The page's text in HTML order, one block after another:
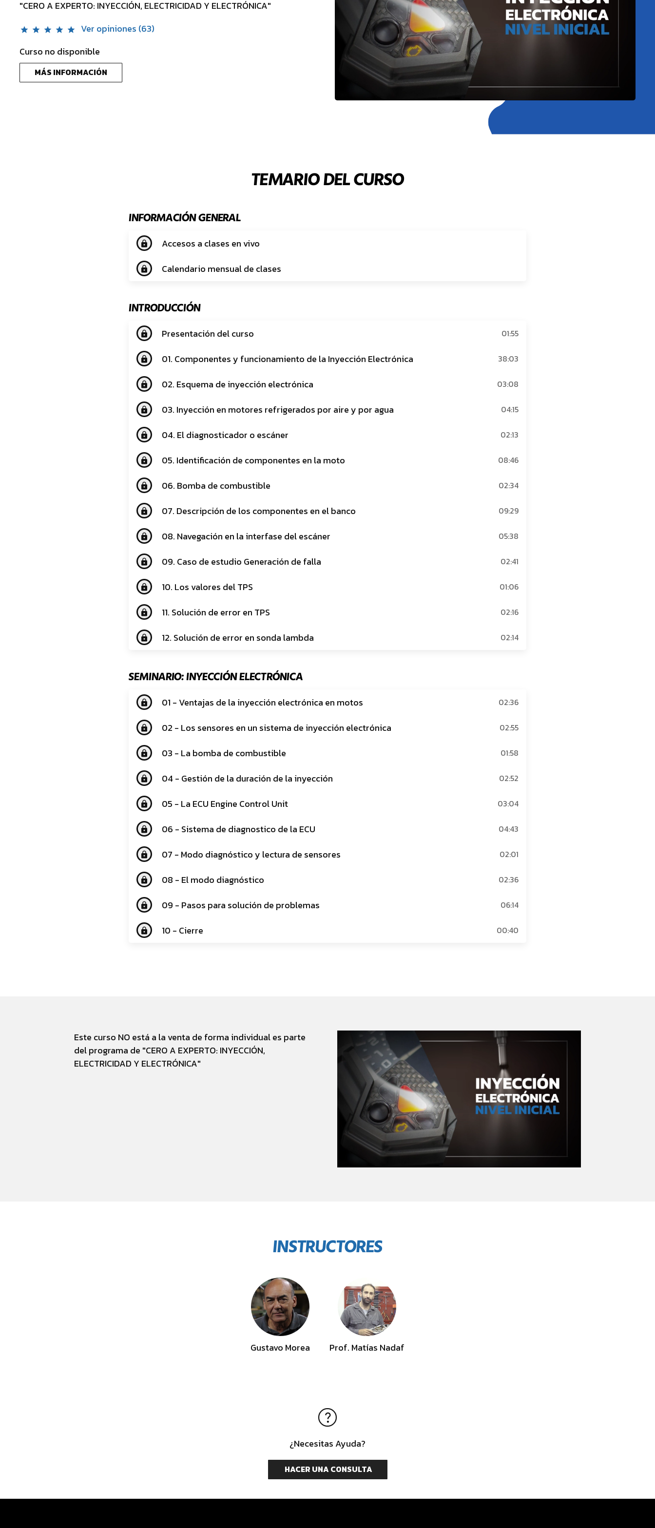
"CERO A EXPERTO: INYECCIÓN, ELECTRICIDAD Y ELECTRÓNICA"
star star star star star
Ver opiniones (63)
Curso no disponible
MÁS INFORMACIÓN
TEMARIO DEL CURSO
INFORMACIÓN GENERAL
lock Accesos a clases en vivo
lock Calendario mensual de clases
INTRODUCCIÓN
lock Presentación del curso 01:55
lock 01. Componentes y funcionamiento de la Inyección Electrónica 38:03
lock 02. Esquema de inyección electrónica 03:08
lock 03. Inyección en motores refrigerados por aire y por agua 04:15
lock 04. El diagnosticador o escáner 02:13
lock 05. Identificación de componentes en la moto 08:46
lock 06. Bomba de combustible 02:34
lock 07. Descripción de los componentes en el banco 09:29
lock 08. Navegación en la interfase del escáner 05:38
lock 09. Caso de estudio Generación de falla 02:41
lock 10. Los valores del TPS 01:06
lock 11. Solución de error en TPS 02:16
lock 12. Solución de error en sonda lambda 02:14
SEMINARIO: INYECCIÓN ELECTRÓNICA
lock 01 - Ventajas de la inyección electrónica en motos 02:36
lock 02 - Los sensores en un sistema de inyección electrónica 02:55
lock 03 - La bomba de combustible 01:58
lock 04 - Gestión de la duración de la inyección 02:52
lock 05 - La ECU Engine Control Unit 03:04
lock 06 - Sistema de diagnostico de la ECU 04:43
lock 07 - Modo diagnóstico y lectura de sensores 02:01
lock 08 - El modo diagnóstico 02:36
lock 09 - Pasos para solución de problemas 06:14
lock 10 - Cierre 00:40
Este curso NO está a la venta de forma individual es parte
del programa de "CERO A EXPERTO: INYECCIÓN,
ELECTRICIDAD Y ELECTRÓNICA"
INSTRUCTORES
Gustavo Morea Prof. Matías Nadaf
¿Necesitas Ayuda?
HACER UNA CONSULTA